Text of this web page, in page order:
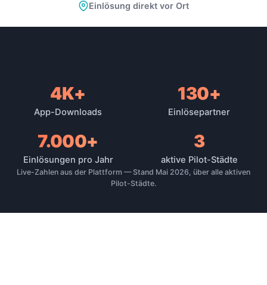
Einlösung direkt vor Ort
Reichweite der Plattform
4K+
App-Downloads
130+
Einlösepartner
7.000+
Einlösungen pro Jahr
3
aktive Pilot-Städte
Live-Zahlen aus der Plattform — Stand Mai 2026, über alle aktiven
Pilot-Städte.